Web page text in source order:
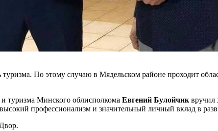
По этому случаю в Мядельском районе проходит
туризма Минского облисполкома Евгений Булойчик вручил
профессионализм и значительный личный вклад в